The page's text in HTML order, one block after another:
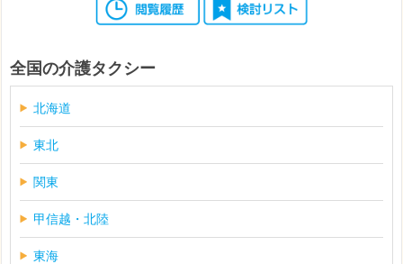
全国の介護タクシー
北海道
東北
関東
甲信越・北陸
東海